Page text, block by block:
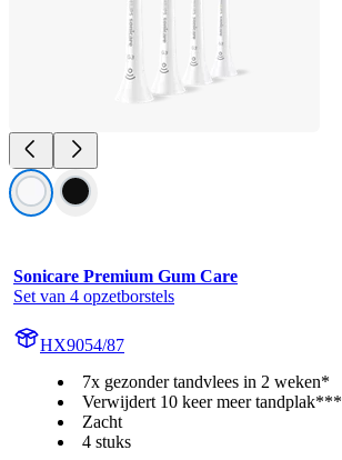
Sonicare Premium Gum Care
Set van 4 opzetborstels
HX9054/87
7x gezonder tandvlees in 2 weken*
Verwijdert 10 keer meer tandplak***
Zacht
4 stuks